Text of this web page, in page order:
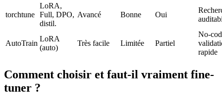
torchtune
LoRA,
Full, DPO,
distil.
Avancé Bonne Oui
AutoTrain
LoRA
(auto)
Très facile Limitée Partiel
No-
rapide
Comment choisir et faut-il vraiment fine-
tuner ?